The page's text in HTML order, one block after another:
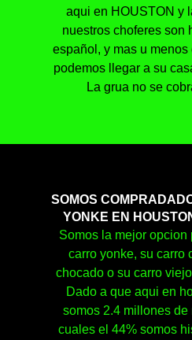
aqui en HOUSTON y
nuestros choferes son
español, y mas u
podemos llegar a su
La grua no se
SOMOS
YONKE EN
Somos la mejor opcion
carro yonke, su carro
chocado o su carro
Dado a que aqui en
somos 2.4 millones
cuales el 44% somos